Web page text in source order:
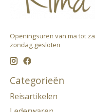
Openingsuren van ma tot
zondag gesloten
Categorieën
Reisartikelen